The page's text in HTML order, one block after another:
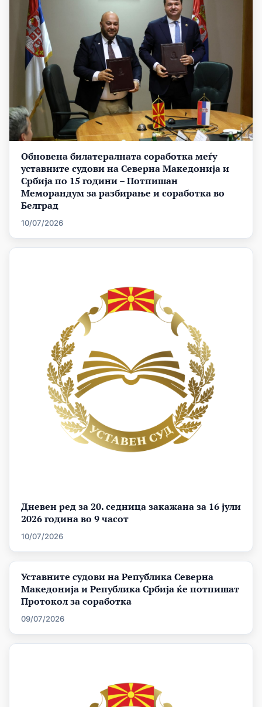
Обновена билатералната соработка меѓу
уставните судови на Северна Македонија и
Србија по 15 години – Потпишан
Меморандум за разбирање и соработка во
Белград
10/07/2026
Дневен ред за 20. седница закажана за 16 јули
2026 година во 9 часот
10/07/2026
Уставните судови на Република Северна
Македонија и Република Србија ќе потпишат
Протокол за соработка
09/07/2026